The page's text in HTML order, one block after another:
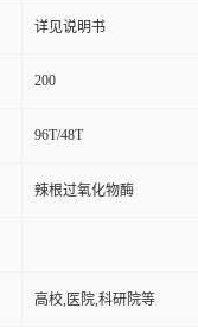
详见说明书
200
96T/48T
辣根过氧化物酶
高校,医院,科研院等